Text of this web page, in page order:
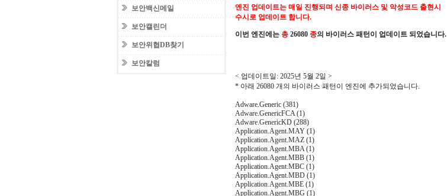
보안백신메일
보안캘린더
보안위협DB찾기
보안칼럼
엔진 업데이트는 매일 진행되며 신종 바이러스 및 악성코드 출현시
수시로 업데이트 합니다.
이번 엔진에는 총 26080 종의 바이러스 패턴이 업데이트 되었습니다.
< 업데이트일: 2025년 5월 2일 >
* 아래 26080 개의 바이러스 패턴이 엔진에 추가되었습니다.
Adware.Generic (381)
Adware.GenericFCA (1)
Adware.GenericKD (288)
Application.Agent.MAY (1)
Application.Agent.MAZ (1)
Application.Agent.MBA (1)
Application.Agent.MBB (1)
Application.Agent.MBC (1)
Application.Agent.MBD (1)
Application.Agent.MBE (1)
Application.Agent.MBG (1)